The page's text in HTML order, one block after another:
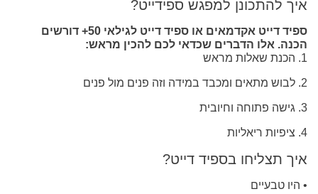
איך להתכונן למפגש ספידייט?
ספיד דייט אקדמאים או ספיד דייט לגילאי 50+ דורשים
הכנה. אלו הדברים שכדאי לכם להכין מראש:
1. הכנת שאלות מראש
2. לבוש מתאים ומכבד במידה וזה פנים מול פנים
3. גישה פתוחה וחיובית
4. ציפיות ריאליות
איך תצליחו בספיד דייט?
• היו טבעיים